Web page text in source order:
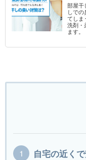
部屋干
しでの
てしま
洗剤・
ます。
自宅の近く